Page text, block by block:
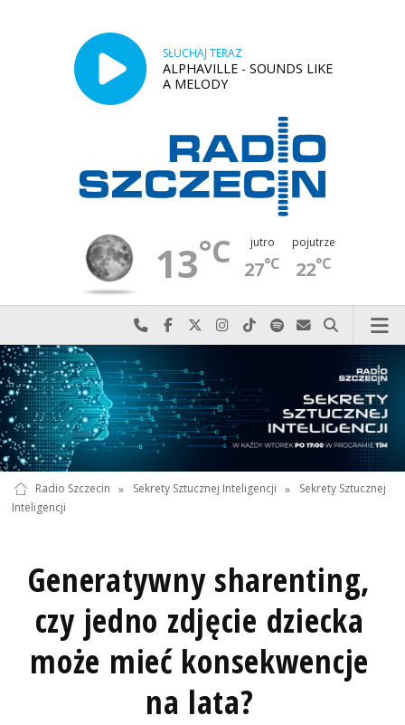
SŁUCHAJ TERAZ
ALPHAVILLE - SOUNDS LIKE
A MELODY
13°C jutro
27°C
pojutrze
22°C
Najlepiej po prostu do nas zadzwoń
Odwiedź nas na Facebook-u
Odwiedź nas na X
Odwiedź nas na Instagram-ie
Odwiedź nas na TikTok-u
Szukaj nas na Spotify
Wyślij do nas
Szukaj
Radio Szczecin » Sekrety Sztucznej Inteligencji »
Sekrety Sztucznej
Inteligencji
Generatywny sharenting,
czy jedno zdjęcie dziecka
może mieć konsekwencje
na lata?